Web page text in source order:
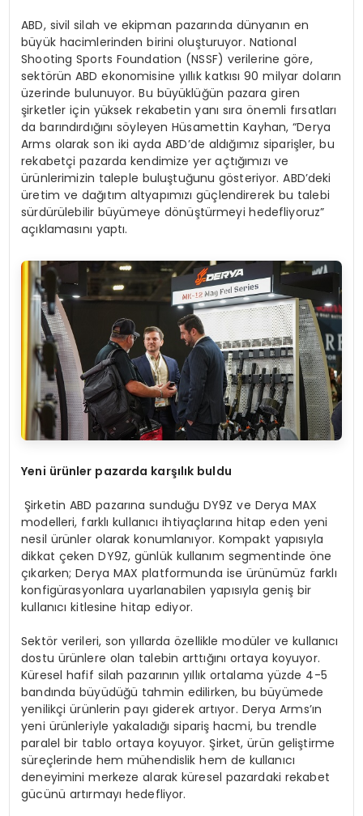
ABD, sivil silah ve ekipman pazarında dünyanın en
büyük hacimlerinden birini oluşturuyor. National
Shooting Sports Foundation (NSSF) verilerine göre,
sektörün ABD ekonomisine yıllık katkısı 90 milyar doların
üzerinde bulunuyor. Bu büyüklüğün pazara giren
şirketler için yüksek rekabetin yanı sıra önemli fırsatları
da barındırdığını söyleyen Hüsamettin Kayhan, “Derya
Arms olarak son iki ayda ABD’de aldığımız siparişler, bu
rekabetçi pazarda kendimize yer açtığımızı ve
ürünlerimizin taleple buluştuğunu gösteriyor. ABD’deki
üretim ve dağıtım altyapımızı güçlendirerek bu talebi
sürdürülebilir büyümeye dönüştürmeyi hedefliyoruz”
açıklamasını yaptı.
Yeni ürünler pazarda karşılık buldu
Şirketin ABD pazarına sunduğu DY9Z ve Derya MAX
modelleri, farklı kullanıcı ihtiyaçlarına hitap eden yeni
nesil ürünler olarak konumlanıyor. Kompakt yapısıyla
dikkat çeken DY9Z, günlük kullanım segmentinde öne
çıkarken; Derya MAX platformunda ise ürünümüz farklı
konfigürasyonlara uyarlanabilen yapısıyla geniş bir
kullanıcı kitlesine hitap ediyor.
Sektör verileri, son yıllarda özellikle modüler ve kullanıcı
dostu ürünlere olan talebin arttığını ortaya koyuyor.
Küresel hafif silah pazarının yıllık ortalama yüzde 4-5
bandında büyüdüğü tahmin edilirken, bu büyümede
yenilikçi ürünlerin payı giderek artıyor. Derya Arms’ın
yeni ürünleriyle yakaladığı sipariş hacmi, bu trendle
paralel bir tablo ortaya koyuyor. Şirket, ürün geliştirme
süreçlerinde hem mühendislik hem de kullanıcı
deneyimini merkeze alarak küresel pazardaki rekabet
gücünü artırmayı hedefliyor.